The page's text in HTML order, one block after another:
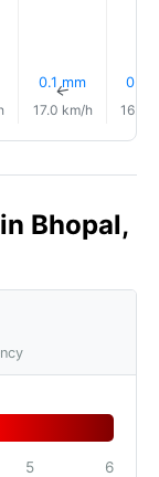
0.1 mm
↑
17.0 km/h
0.0
16.0
Bhopal,
5 6